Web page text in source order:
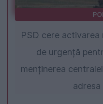
PSD cere activarea
de urgență
menținerea
adresa